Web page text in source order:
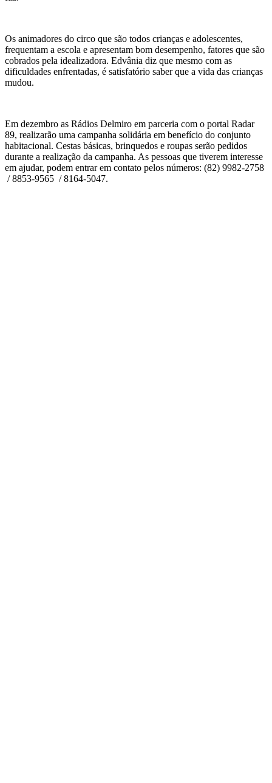
Os animadores do circo que são todos crianças e adolescentes,
frequentam a escola e apresentam bom desempenho, fatores que são
cobrados pela idealizadora. Edvânia diz que mesmo com as
dificuldades enfrentadas, é satisfatório saber que a vida das crianças
mudou.
Em dezembro as Rádios Delmiro em parceria com o portal Radar
89, realizarão uma campanha solidária em benefício do conjunto
habitacional. Cestas básicas, brinquedos e roupas serão pedidos
durante a realização da campanha. As pessoas que tiverem interesse
em ajudar, podem entrar em contato pelos números: (82) 9982-2758
/ 8853-9565 / 8164-5047.